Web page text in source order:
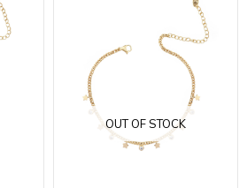
OUT OF STOCK